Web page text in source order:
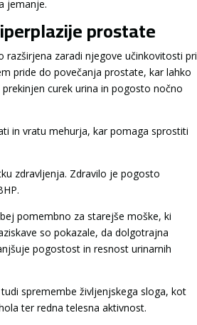
jemanje.
prostate
razširjena zaradi njegove učinkovitosti pri
pride do povečanja prostate, kar lahko
curek urina in pogosto nočno
in vratu mehurja, kar pomaga sprostiti
zdravljenja. Zdravilo je pogosto
pomembno za starejše moške, ki
so pokazale, da dolgotrajna
pogostost in resnost urinarnih
spremembe življenjskega sloga, kot
ter redna telesna aktivnost.